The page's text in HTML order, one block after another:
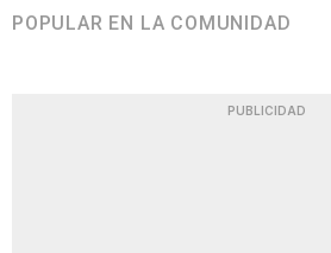
POPULAR EN LA COMUNIDAD
PUBLICIDAD